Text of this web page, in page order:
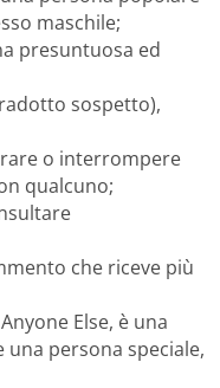
maschile;
presuntuosa ed
sospetto),
o interrompere
qualcuno;
che riceve più
Else, è una
persona speciale,